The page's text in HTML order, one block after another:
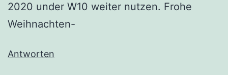
2020 under W10 weiter nutzen. Frohe
Weihnachten-
Antworten